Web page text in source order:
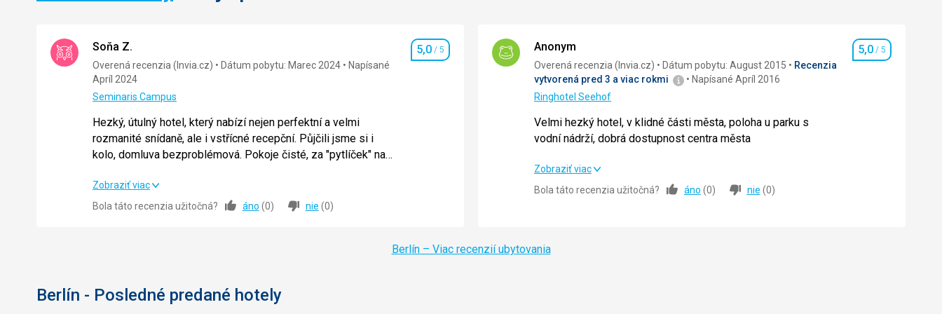
Soňa Z.
Hodnotenie
5,0 / 5
Overená recenzia (Invia.cz) Dátum pobytu: Marec 2024
Napísané
Apríl 2024
Seminaris Campus
Hezký, útulný hotel, který nabízí nejen perfektní a velmi
rozmanité snídaně, ale i vstřícné recepční. Půjčili jsme si i
kolo, domluva bezproblémová. Pokoje čisté, za "pytlíček" na
dostali sladkou odměnu :-). Celkově hodnotím zájezd velmi
kladně.
Hezký, útulný hotel, který nabízí nejen perfektní a velmi
rozmanité snídaně, ale i vstřícné recepční. Půjčili jsme si i
Strava
Zobraziť viac
Bola táto recenzia užitočná?
áno (0) nie (0)
Anonym
Hodnotenie
5,0 / 5
Overená recenzia (Invia.cz) Dátum pobytu: August 2015
Recenzia
vytvorená pred 3 a viac rokmi
Napísané Apríl 2016
Ringhotel Seehof
Velmi hezký hotel, v klidné části města, poloha u parku s
vodní nádrží, dobrá dostupnost centra města
Velmi hezký hotel, v klidné části města, poloha u parku s
vodní nádrží, dobrá dostupnost centra města
Ubytovanie
Zobraziť viac
Bola táto recenzia užitočná?
áno (0) nie (0)
Berlín – Viac recenzií ubytovania
Berlín - Posledné predané hotely